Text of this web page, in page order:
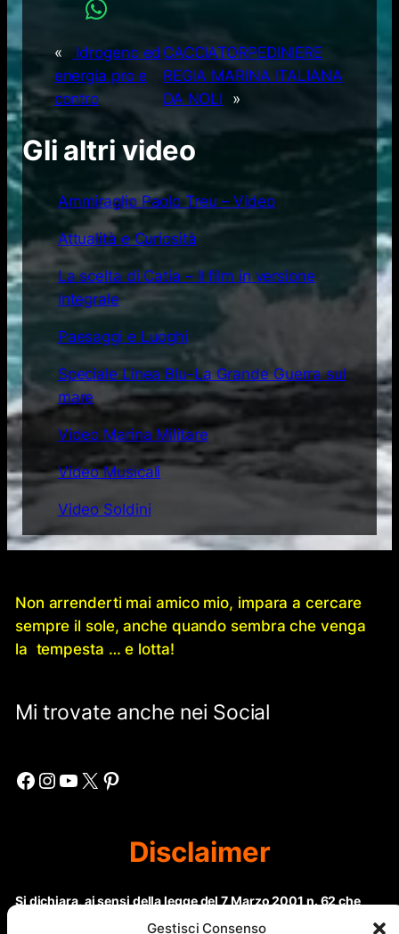
Gestisci Consenso
«
Idrogeno ed
energia pro e
contro
CACCIATORPEDINIERE
REGIA MARINA ITALIANA
DA NOLI
»
Gli altri video
Ammiraglio Paolo Treu – Video
Attualità e Curiosità
La scelta di Catia – Il film in versione
integrale
Paesaggi e Luoghi
Speciale Linea Blu-La Grande Guerra sul
mare
Video Marina Militare
Video Musicali
Video Soldini
Non arrenderti mai amico mio, impara a cercare
sempre il sole, anche quando sembra che venga
la tempesta … e lotta!
Mi trovate anche nei Social
Facebook Instagram YouTube X Pinterest
Disclaimer
Si dichiara, ai sensi della legge del 7 Marzo 2001 n. 62 che
questo sito non rientra nella categoria di “Informazione